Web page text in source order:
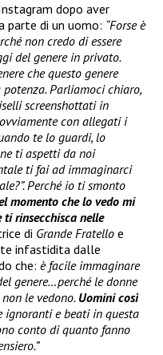
dopo aver
parte di un uomo: “Forse è
non credo di essere
del genere in privato.
che questo genere
potenza. Parliamoci chiaro,
screenshottati in
con allegati i
te lo guardi, lo
ti aspetti da noi
ti fai ad immaginarci
Perché io ti smonto
momento che lo vedo mi
rinsecchisca nelle
di Grande Fratello e
infastidita dalle
che: è facile immaginare
genere…perché le donne
le vedono.Uomini così
ignoranti e beati in questa
conto di quanto fanno